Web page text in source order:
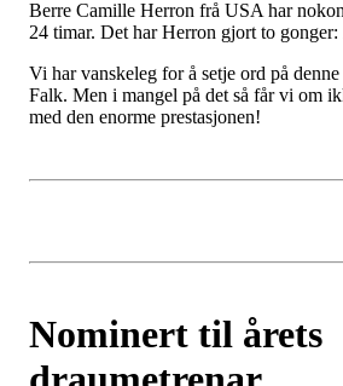
Berre Camille Herron frå USA har
24 timar. Det har Herron gjort to
Vi har vanskeleg for å setje ord på
Falk. Men i mangel på det så får vi om
med den enorme prestasjonen!
Nominert til årets